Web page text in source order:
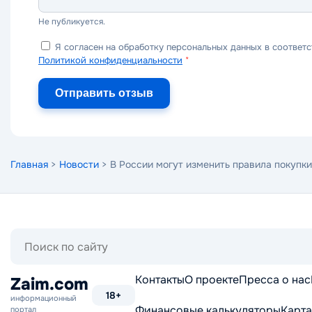
Не публикуется.
Я согласен на обработку персональных данных в
Политикой конфиденциальности *
Отправить отзыв
Главная > Новости > В России могут изменить правила
Zaim.com
информационный
портал
18+
КонтактыО проектеПресса о нас